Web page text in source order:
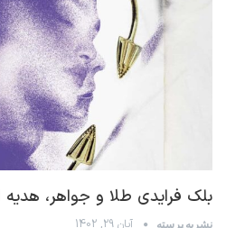
بلک فرایدی طلا و جواهر،
نشریه پرسته آبان 29, 1402